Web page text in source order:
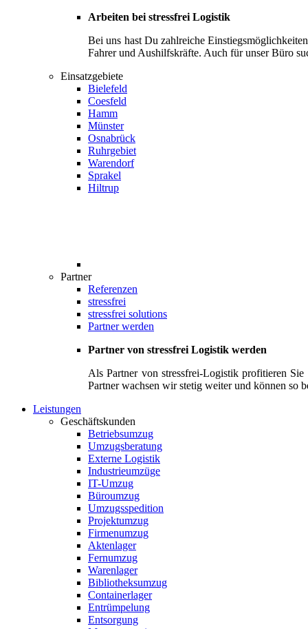
Arbeiten bei stressfrei Logistik
Bei uns hast Du zahlreiche
Fahrer und Aushilfskräfte. Auch für unser Büro
Einsatzgebiete
Bielefeld
Coesfeld
Hamm
Münster
Osnabrück
Ruhrgebiet
Warendorf
Sprakel
Hiltrup
Partner
Referenzen
stressfrei
stressfrei solutions
Partner werden
Partner von stressfrei Logistik werden
Als Partner von stressfrei-Logistik profitieren
Partner wachsen wir stetig weiter und können so
Leistungen
Geschäftskunden
Betriebsumzug
Umzugsberatung
Externe Logistik
Industrieumzüge
IT-Umzug
Büroumzug
Umzugsspedition
Projektumzug
Firmenumzug
Aktenlager
Fernumzug
Warenlager
Bibliotheksumzug
Containerlager
Entrümpelung
Entsorgung